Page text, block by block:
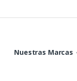
Nuestras Marcas